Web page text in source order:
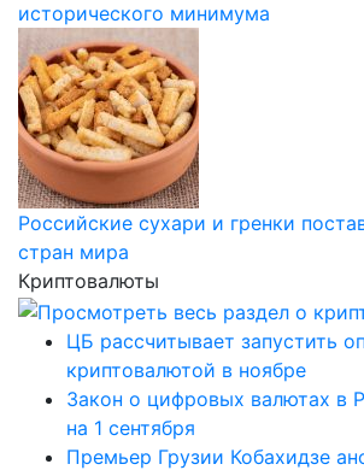
исторического минимума
Российские сухари и гренки
стран мира
Криптовалюты
ЦБ рассчитывает запустить
криптовалютой в ноябре
Закон о цифровых валютах в
на 1 сентября
Премьер Грузии Кобахидзе